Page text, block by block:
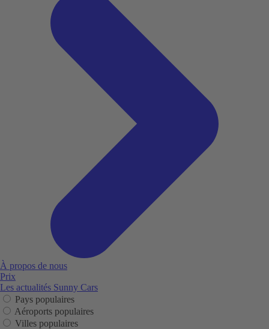
À propos de nous
Prix
Les actualités Sunny Cars
Pays populaires
Aéroports populaires
Villes populaires